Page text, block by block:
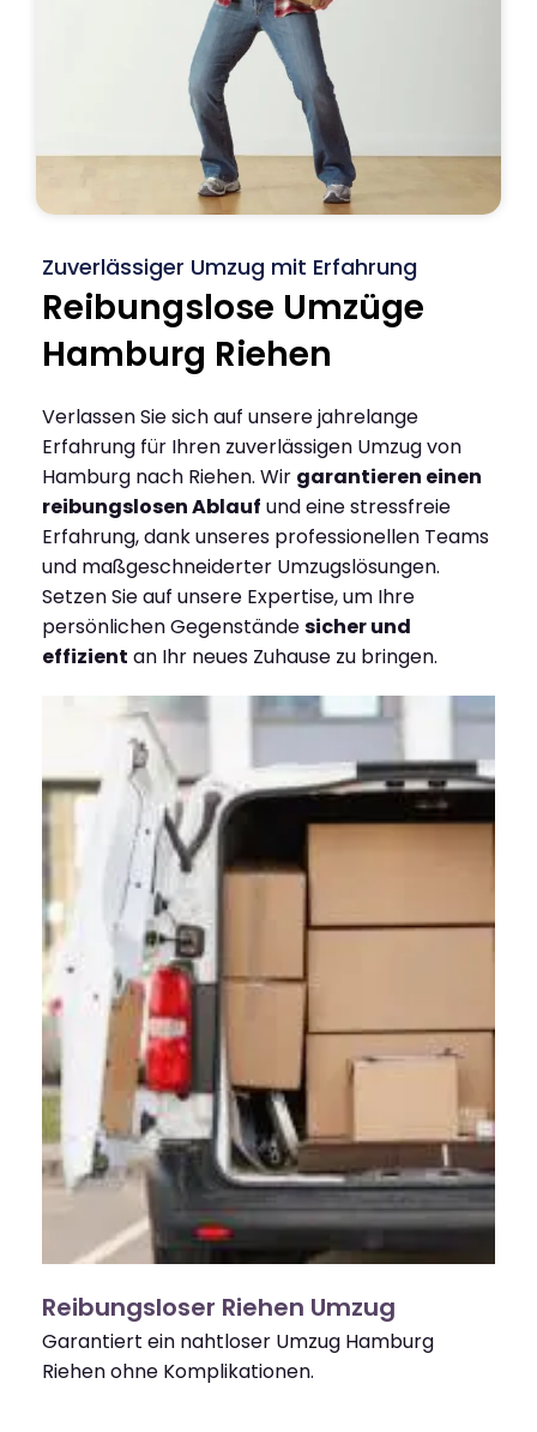
Zuverlässiger Umzug mit Erfahrung
Reibungslose Umzüge
Hamburg Riehen
Verlassen Sie sich auf unsere jahrelange
Erfahrung für Ihren zuverlässigen Umzug von
Hamburg nach Riehen. Wir garantieren einen
reibungslosen Ablauf und eine stressfreie
Erfahrung, dank unseres professionellen Teams
und maßgeschneiderter Umzugslösungen.
Setzen Sie auf unsere Expertise, um Ihre
persönlichen Gegenständesicher und
effizient an Ihr neues Zuhause zu bringen.
Reibungsloser Riehen Umzug
Garantiert ein nahtloser Umzug Hamburg
Riehen ohne Komplikationen.